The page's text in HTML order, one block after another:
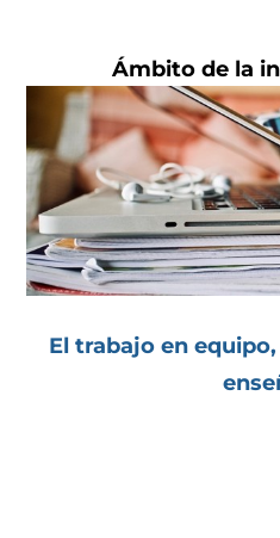
Ámbito de la
El trabajo en